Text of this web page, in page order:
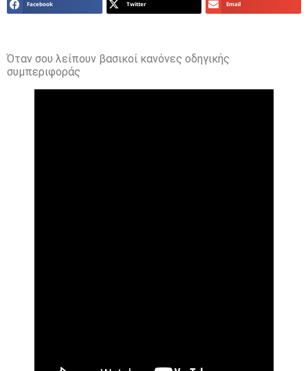
Facebook Twitter Email
Όταν σου λείπουν βασικοί κανόνες οδηγικής
συμπεριφοράς